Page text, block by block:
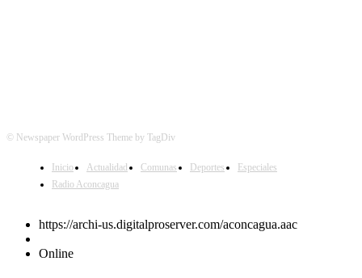
© Newspaper WordPress Theme by TagDiv
Inicio Actualidad Comunas Deportes
Especiales
Radio Aconcagua
https://archi-us.digitalproserver.com/aconcagua.aac
Online